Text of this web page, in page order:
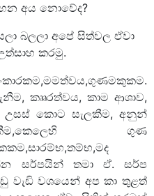
අය නොවේද?
බලලා අපේ සිත්වල ඒවා
කරමු.
කෘෘරත්වය, කාම ආශාව,
උසස් කොට සැලකීම, අනුන්
ගුණ
සර්පයින් තමා ඒ. සර්ප
වැඩි වශයෙන් අප කා තුළත්